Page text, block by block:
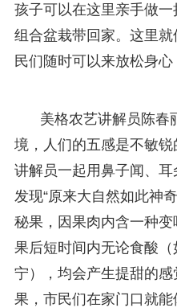
孩子可以在这里亲手做
组合盆栽带回家。这里
民们随时可以来放松身心
美格农艺讲解员陈春
境，人们的五感是不敏
讲解员一起用鼻子闻、
发现“原来大自然如此神
秘果，因果肉内含一种
果后短时间内无论食酸
宁），均会产生提甜的
果，市民们在家门口就能